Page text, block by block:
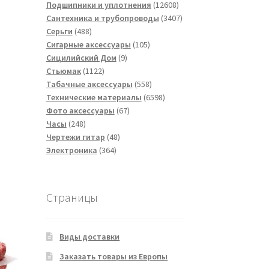
товаров
Подшипники и уплотнения 1260812608
товаров
Сантехника и трубопроводы 34073407
Серьги 488488
товаров
Сигарные аксессуары 105105
Сицилийский Дом 99
Стьюмак 11221122
товара
Табачные аксессуары 558558
товаров
Технические материалы 65986598
Фото аксессуары 6767
Часы 248248
товаров
Чертежи гитар 4848
Электроника 364364
Страницы
Виды доставки
Заказать товары из Европы